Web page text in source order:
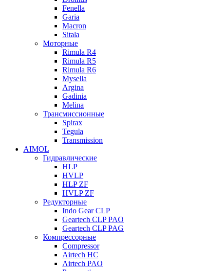
Fenella
Garia
Macron
Sitala
Моторные
Rimula R4
Rimula R5
Rimula R6
Mysella
Argina
Gadinia
Melina
Трансмиссионные
Spirax
Tegula
Transmission
AIMOL
Гидравлические
HLP
HVLP
HLP ZF
HVLP ZF
Редукторные
Indo Gear CLP
Geartech CLP PAO
Geartech CLP PAG
Компрессорные
Compressor
Airtech HC
Airtech PAO